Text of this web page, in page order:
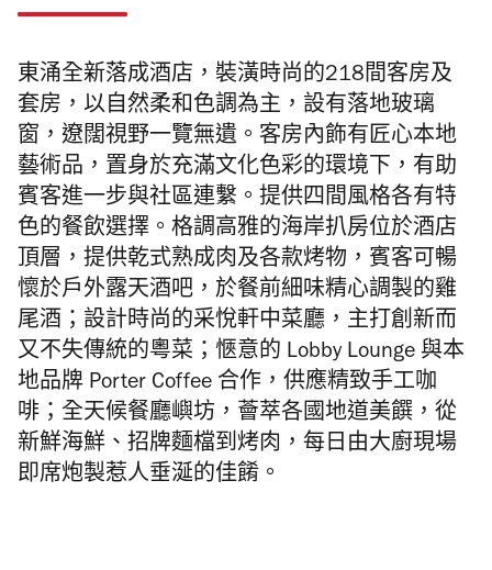
東涌全新落成酒店， 裝潢時尚的218間客房及
套房，以自然柔和色調為主，設有落地玻璃
窗，遼闊視野一覽無遺。客房內飾有匠心本地
藝術品，置身於充滿文化色彩的環境下，有助
賓客進一步與社區連繫。 提供四間風格各有特
色的餐飲選擇。 格調高雅的海岸扒房位於酒店
頂層，提供乾式熟成肉及各款烤物， 賓客可暢
懷於戶 外露天酒吧，於餐前細味精心調製的雞
尾酒； 設計時尚的采悅軒中菜廳，主打創新而
又不失傳統的粵菜；愜意的 Lobby Lounge 與本
地品牌 Porter Coffee 合作，供應精致手工咖
啡；全天候餐廳嶼坊， 薈萃各國地道美饌，從
新鮮海鮮、招牌麵檔到烤肉， 每日由大廚現場
即席炮製惹人垂涎的佳餚。